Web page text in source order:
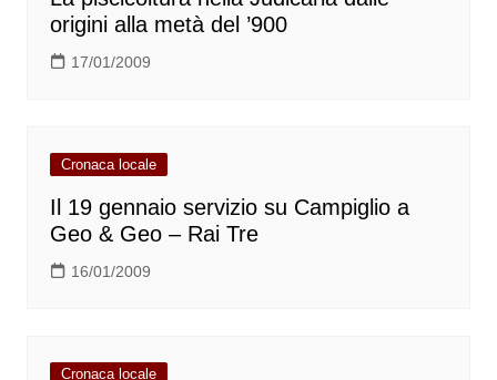
origini alla metà del ’900
17/01/2009
Cronaca locale
Il 19 gennaio servizio su Campiglio a
Geo & Geo – Rai Tre
16/01/2009
Cronaca locale